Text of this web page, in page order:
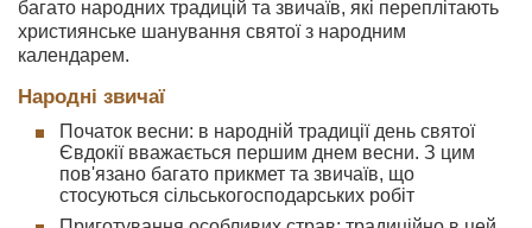
багато народних традицій та звичаїв, які переплітають
християнське шанування святої з народним
календарем.
Народні звичаї
Початок весни: в народній традиції день святої
Євдокії вважається першим днем весни. З цим
пов'язано багато прикмет та звичаїв, що
стосуються сільськогосподарських робіт